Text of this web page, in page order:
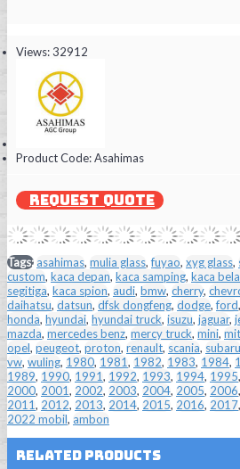
Views: 32912
Product Code:Asahimas
REQUEST QUOTE
Tags:asahimas, mulia glass,fuyao, xyg glass,
custom, kaca depan, kaca samping, kaca
segitiga, kaca spion, audi, bmw, cherry,
daihatsu, datsun, dfsk dongfeng, dodge,ford
honda, hyundai, hyundai truck, isuzu, jaguar,
mazda, mercedes benz, mercy truck, mini,
opel, peugeot, proton, renault, scania, subaru
vw, wuling, 1980, 1981, 1982, 1983, 1984,
1989, 1990, 1991, 1992, 1993, 1994, 1995,
2000, 2001, 2002, 2003, 2004, 2005, 2006,
2011, 2012, 2013, 2014, 2015, 2016, 2017,
2022 mobil, ambon
Related Products